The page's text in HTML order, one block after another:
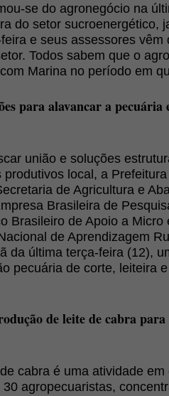
se do agronegócio na
do setor sucroenergético,
e seus assessores vêm
Todos sabem que o
Marina no período em
para alavancar a
união e soluções
produtivos local, a
de Agricultura e
Brasileira de
Brasileiro de Apoio a Micro
de Aprendizagem
da última terça-feira (12),
pecuária de corte, leiteira
de leite de cabra
cabra é uma atividade
agropecuaristas,